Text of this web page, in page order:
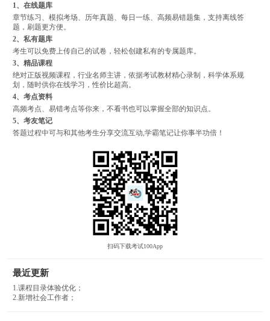
1、在线题库
章节练习、模拟考场、历年真题、每日一练、高频易错题集，支持离线答
题，刷题更方便。
2、私有题库
考生可以免费上传自己的试卷，轻松创建私有的专属题库。
3、精品课程
绝对正版视频课程，行业名师主讲，依据考试教材精心录制，科学体系规
划，随时供你在线学习，性价比超高。
4、考点资料
高频考点、易错考点等你来，不看书也可以掌握全部的知识点。
5、考友笔记
答题过程中可与和其他考生分享交流互动,学霸笔记让你事半功倍！
扫码下载考试100App
最近更新
1.课程目录体验优化；
2.新增社会工作者；